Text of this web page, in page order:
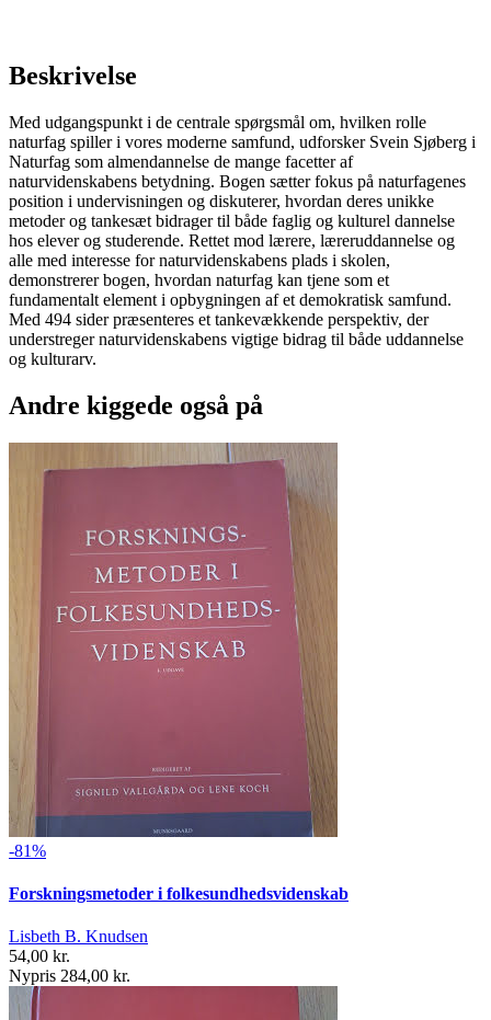
Beskrivelse
Med udgangspunkt i de centrale spørgsmål om, hvilken rolle
naturfag spiller i vores moderne samfund, udforsker Svein Sjøberg i
Naturfag som almendannelse de mange facetter af
naturvidenskabens betydning. Bogen sætter fokus på naturfagenes
position i undervisningen og diskuterer, hvordan deres unikke
metoder og tankesæt bidrager til både faglig og kulturel dannelse
hos elever og studerende. Rettet mod lærere, læreruddannelse og
alle med interesse for naturvidenskabens plads i skolen,
demonstrerer bogen, hvordan naturfag kan tjene som et
fundamentalt element i opbygningen af et demokratisk samfund.
Med 494 sider præsenteres et tankevækkende perspektiv, der
understreger naturvidenskabens vigtige bidrag til både uddannelse
og kulturarv.
Andre kiggede også på
-81%
Forskningsmetoder i folkesundhedsvidenskab
Lisbeth B. Knudsen
54,00 kr.
Nypris 284,00 kr.